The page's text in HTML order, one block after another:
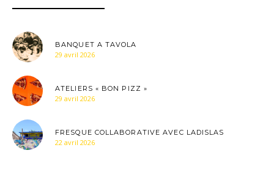
BANQUET A TAVOLA
29 avril 2026
ATELIERS « BON PIZZ »
29 avril 2026
FRESQUE COLLABORATIVE AVEC LADISLAS
22 avril 2026